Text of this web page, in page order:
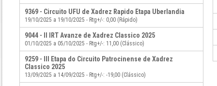
9369 - Circuito UFU de Xadrez Rapido Etapa Uberlandia
19/10/2025 a 19/10/2025 - Rtg+/-: 0,00 (Rápido)
9044 - II IRT Avanze de Xadrez Classico 2025
01/10/2025 a 05/10/2025 - Rtg+/-: 11,00 (Clássico)
9259 - III Etapa do Circuito Patrocinense de Xadrez
Classico 2025
13/09/2025 a 14/09/2025 - Rtg+/-: -19,00 (Clássico)